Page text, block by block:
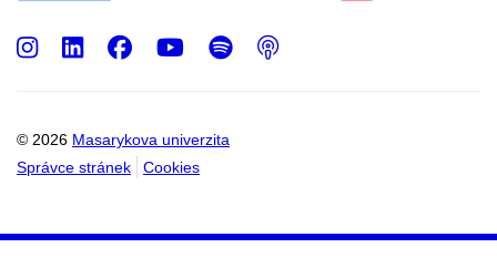
© 2026 Masarykova univerzita
Správce stránek
Cookies
Instagram
LinkedIn
Facebook
Youtube
Spotify
Podcast